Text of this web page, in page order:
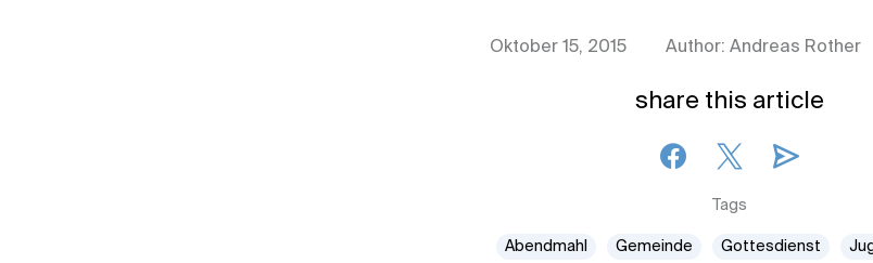
Oktober 15, 2015 Author: Andreas Rother
share this article
Tags
Abendmahl Gemeinde Gottesdienst